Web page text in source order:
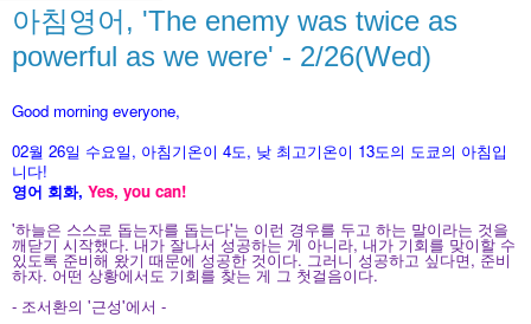
아침영어, 'The enemy was twice as
powerful as we were' - 2/26(Wed)
Good morning everyone,
02월 26일 수요일, 아침기온이 4도, 낮 최고기온이 13도의 도쿄의 아침입
니다!
영어 회화, Yes, you can!
'하늘은 스스로 돕는자를 돕는다'는 이런 경우를 두고 하는 말이라는 것을
깨닫기 시작했다. 내가 잘나서 성공하는 게 아니라, 내가 기회를 맞이할 수
있도록 준비해 왔기 때문에 성공한 것이다. 그러니 성공하고 싶다면, 준비
하자. 어떤 상황에서도 기회를 찾는 게 그 첫걸음이다.
- 조서환의 '근성'에서 -